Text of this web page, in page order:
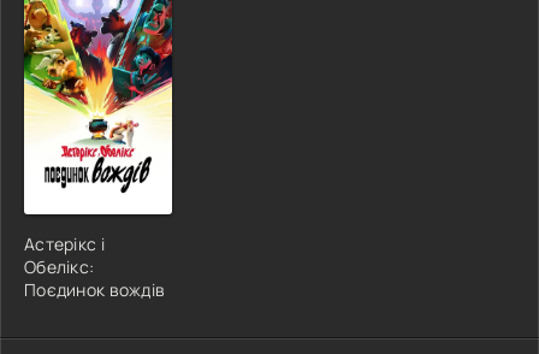
Астерікс і
Обелікс:
Поєдинок вождів